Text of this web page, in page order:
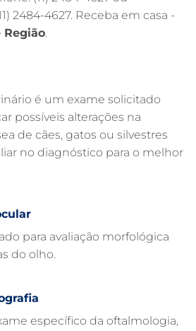
24H
ANIMAIS
HORAS
2484-4627. Receba em casa -
Região.
é um exame solicitado
possíveis alterações na
de cães, gatos ou silvestres
no diagnóstico para o melhor
para avaliação morfológica
do olho.
específico da oftalmologia,